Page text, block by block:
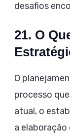
desafios
21. O
O
processo
atual, o
a